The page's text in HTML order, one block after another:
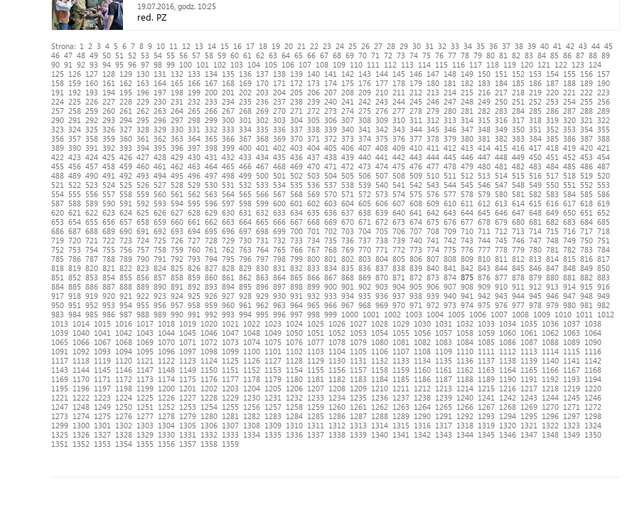
19.07.2016, godz. 10:25
red. PZ
Strona: 1 2 3 4 5 6 7 8 9 10 11 12 13 14 15 16 17 18 19 20 21 22 23 24 25 26 27 28 29 30 31 32 33 34 35 36 37 38 39 40 41 42 43 44 45
46 47 48 49 50 51 52 53 54 55 56 57 58 59 60 61 62 63 64 65 66 67 68 69 70 71 72 73 74 75 76 77 78 79 80 81 82 83 84 85 86 87 88 89
90 91 92 93 94 95 96 97 98 99 100 101 102 103 104 105 106 107 108 109 110 111 112 113 114 115 116 117 118 119 120 121 122 123
124
125
126 127 128 129 130 131 132 133 134 135 136 137 138 139 140 141 142 143 144 145 146 147 148 149 150 151 152 153 154 155 156 157
158 159 160 161 162 163 164 165 166 167 168 169 170 171 172 173 174 175 176 177 178 179 180 181 182 183 184 185 186 187 188 189 190
191
192 193 194 195 196 197 198 199 200 201 202 203 204 205 206 207 208 209 210 211 212 213 214 215 216 217 218 219 220 221 222
223
224 225 226 227 228 229 230 231 232 233 234 235 236 237 238 239 240 241 242 243 244 245 246 247 248 249 250 251 252 253 254 255
256
257 258 259 260 261 262 263 264 265 266 267 268 269 270 271 272 273 274 275 276 277 278 279 280 281 282 283 284 285 286 287 288 289
290 291 292 293 294 295 296 297 298 299 300 301 302 303 304 305 306 307 308 309 310 311 312 313 314 315 316 317 318 319 320 321
322
323
324 325 326 327 328 329 330 331 332 333 334 335 336 337 338 339 340 341 342 343 344 345 346 347 348 349 350 351 352 353 354 355
356 357 358 359 360 361 362 363 364 365 366 367 368 369 370 371 372 373 374 375 376 377 378 379 380 381 382 383 384 385 386 387 388
389 390 391 392 393 394 395 396 397 398 399 400 401 402 403 404 405 406 407 408 409 410 411 412 413 414 415 416 417 418 419 420 421
422 423 424 425 426 427 428 429 430 431 432 433 434 435 436 437 438 439 440 441 442 443 444 445 446 447 448 449 450 451 452 453 454
455 456 457 458 459 460 461 462 463 464 465 466 467 468 469 470 471 472 473 474 475 476 477 478 479 480 481 482 483 484 485 486 487
488 489 490 491 492 493 494 495 496 497 498 499 500 501 502 503 504 505 506 507 508 509 510 511 512 513 514 515 516 517 518 519 520
521
522 523 524 525 526 527 528 529 530 531 532 533 534 535 536 537 538 539 540 541 542 543 544 545 546 547 548 549 550 551 552
553
554 555 556 557 558 559 560 561 562 563 564 565 566 567 568 569 570 571 572 573 574 575 576 577 578 579 580 581 582 583 584 585
586
587 588 589 590 591 592 593 594 595 596 597 598 599 600 601 602 603 604 605 606 607 608 609 610 611 612 613 614 615 616 617 618 619
620 621 622 623 624 625 626 627 628 629 630 631 632 633 634 635 636 637 638 639 640 641 642 643 644 645 646 647 648 649 650 651
652
653 654 655 656 657 658 659 660 661 662 663 664 665 666 667 668 669 670 671 672 673 674 675 676 677 678 679 680 681 682 683 684 685
686 687 688 689 690 691 692 693 694 695 696 697 698 699 700 701 702 703 704 705 706 707 708 709 710 711 712 713 714 715 716 717 718
719 720 721 722 723 724 725 726 727 728 729 730 731 732 733 734 735 736 737 738 739 740 741 742 743 744 745 746 747 748 749 750 751
752 753 754 755 756 757 758 759 760 761 762 763 764 765 766 767 768 769 770 771 772 773 774 775 776 777 778 779 780 781 782 783 784
785 786 787 788 789 790 791 792 793 794 795 796 797 798 799 800 801 802 803 804 805 806 807 808 809 810 811 812 813 814 815 816 817
818 819 820 821 822 823 824 825 826 827 828 829 830 831 832 833 834 835 836 837 838 839 840 841 842 843 844 845 846 847 848 849 850
851
852 853 854 855 856 857 858 859 860 861 862 863 864 865 866 867 868 869 870 871 872 873 874 875 876 877 878 879 880 881 882 883
884 885 886 887 888 889 890 891 892 893 894 895 896 897 898 899 900 901 902 903 904 905 906 907 908 909 910 911 912 913 914 915 916
917 918 919 920 921 922 923 924 925 926 927 928 929 930 931 932 933 934 935 936 937 938 939 940 941 942 943 944 945 946 947 948 949
950 951 952 953 954 955 956 957 958 959 960 961 962 963 964 965 966 967 968 969 970 971 972 973 974 975 976 977 978 979 980 981
982
983 984 985 986 987 988 989 990 991 992 993 994 995 996 997 998 999 1000 1001 1002 1003 1004 1005 1006 1007 1008 1009 1010 1011
1012
1013
1014 1015 1016 1017 1018 1019 1020 1021 1022 1023 1024 1025 1026 1027 1028 1029 1030 1031 1032 1033 1034 1035 1036 1037 1038
1039 1040 1041 1042 1043 1044 1045 1046 1047 1048 1049 1050 1051 1052 1053 1054 1055 1056 1057 1058 1059 1060 1061 1062 1063
1064
1065
1066 1067 1068 1069 1070 1071 1072 1073 1074 1075 1076 1077 1078 1079 1080 1081 1082 1083 1084 1085 1086 1087 1088 1089 1090
1091
1092 1093 1094 1095 1096 1097 1098 1099 1100 1101 1102 1103 1104 1105 1106 1107 1108 1109 1110 1111 1112 1113 1114 1115
1116
1117 1118 1119 1120 1121 1122 1123 1124 1125 1126 1127 1128 1129 1130 1131 1132 1133 1134 1135 1136 1137 1138 1139 1140 1141
1142
1143
1144 1145 1146 1147 1148 1149 1150 1151 1152 1153 1154 1155 1156 1157 1158 1159 1160 1161 1162 1163 1164 1165 1166 1167 1168
1169 1170 1171 1172 1173 1174 1175 1176 1177 1178 1179 1180 1181 1182 1183 1184 1185 1186 1187 1188 1189 1190 1191 1192 1193
1194
1195
1196 1197 1198 1199 1200 1201 1202 1203 1204 1205 1206 1207 1208 1209 1210 1211 1212 1213 1214 1215 1216 1217 1218 1219 1220
1221
1222 1223 1224 1225 1226 1227 1228 1229 1230 1231 1232 1233 1234 1235 1236 1237 1238 1239 1240 1241 1242 1243 1244 1245
1246
1247 1248 1249 1250 1251 1252 1253 1254 1255 1256 1257 1258 1259 1260 1261 1262 1263 1264 1265 1266 1267 1268 1269 1270 1271
1272
1273
1274 1275 1276 1277 1278 1279 1280 1281 1282 1283 1284 1285 1286 1287 1288 1289 1290 1291 1292 1293 1294 1295 1296 1297 1298
1299 1300 1301 1302 1303 1304 1305 1306 1307 1308 1309 1310 1311 1312 1313 1314 1315 1316 1317 1318 1319 1320 1321 1322 1323
1324
1325
1326 1327 1328 1329 1330 1331 1332 1333 1334 1335 1336 1337 1338 1339 1340 1341 1342 1343 1344 1345 1346 1347 1348 1349 1350
1351
1352 1353 1354 1355 1356 1357 1358 1359